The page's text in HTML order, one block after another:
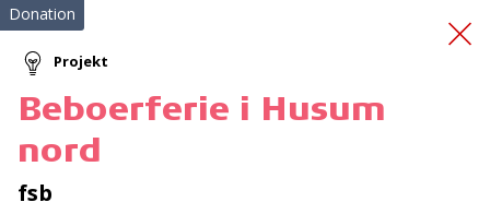
Beboerferie i Husum
Donation
Projekt
Beboerferie i Husum
nord
fsb